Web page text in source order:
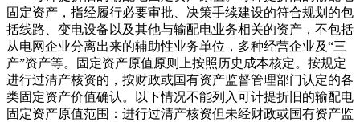
固定资产，指经履行必要审批、决策手续建设的符合规划的包
括线路、变电设备以及其他与输配电业务相关的资产，不包括
从电网企业分离出来的辅助性业务单位，多种经营企业及“三
产”资产等。固定资产原值原则上按照历史成本核定。按规定
进行过清产核资的，按财政或国有资产监督管理部门认定的各
类固定资产价值确认。以下情况不能列入可计提折旧的输配电
固定资产原值范围：进行过清产核资但未经财政或国有资产监